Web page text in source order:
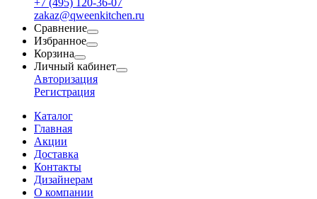
+7 (495) 120-36-07
zakaz@qweenkitchen.ru
Сравнение
Избранное
Корзина
Личный кабинет
Авторизация
Регистрация
Каталог
Главная
Акции
Доставка
Контакты
Дизайнерам
О компании